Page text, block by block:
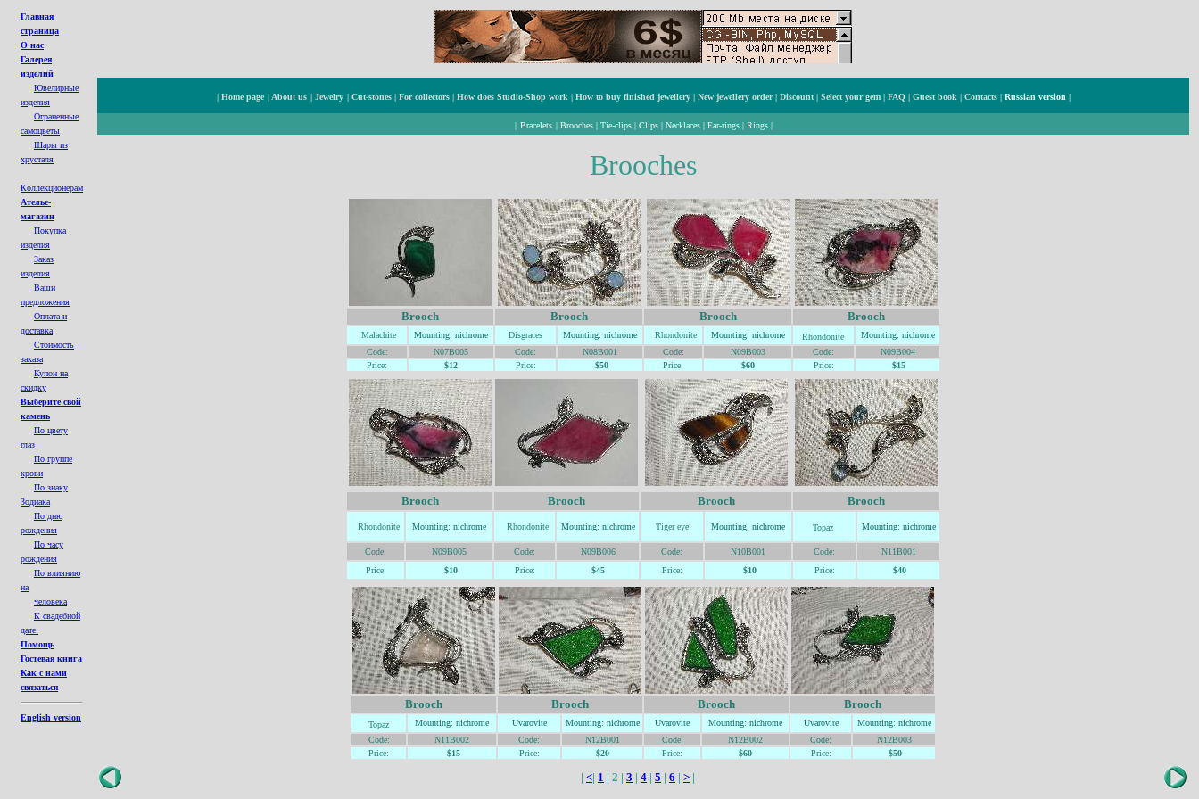
Главная
страница
О нас
Галерея
изделий
Ювелирные
изделия
Ограненные
cамоцветы
Шары из
хрусталя
Коллекционерам
Ателье-
магазин
Покупка
изделия
Заказ
изделия
Ваши
предложения
Оплата и
доставка
Стоимость
заказа
Купон на
скидку
Выберите свой
камень
По цвету
глаз
По группе
крови
По знаку
Зодиака
По дню
рождения
По часу
рождения
По влиянию
на
человека
К свадебной
дате
Помощь
Гостевая книга
Как с нами
связаться
English version
| Home page | About us | Jewelry | Cut-stones | For collectors | How does Studio-Shop work | How to buy finished jewellery | New jewellery order | Discount | Select your gem | FAQ | Guest book | Contacts | Russian version |
| Bracelets | Brooches | Tie-clips | Clips | Necklaces | Ear-rings | Rings |
Brooches
Brooch Brooch Brooch Brooch
Malachite Mounting: nichrome Disgraces Mounting: nichrome Rhondonite Mounting: nichrome Rhondonite Mounting: nichrome
Code:
N07B005 Code: N08B001 Code: N09B003 Code:
N09B004
Price:
$12 Price: $50 Price: $60 Price: $15
Brooch Brooch Brooch Brooch
Rhondonite Mounting: nichrome Rhondonite Mounting: nichrome Tigereye Mounting: nichrome Topaz Mounting: nichrome
Code: N09B005 Code: N09B006 Code: N10B001 Code:
N11B001
Price:
$10 Price: $45 Price: $10 Price: $40
Brooch Brooch Brooch Brooch
Topaz Mounting: nichrome Uvarovite Mounting: nichrome Uvarovite Mounting: nichrome Uvarovite Mounting: nichrome
Code:
N11B002 Code: N12B001 Code: N12B002 Code:
N12B003
Price:
$15 Price: $20 Price: $60 Price: $50
| <| 1 | 2 | 3 | 4 | 5 | 6 | > |